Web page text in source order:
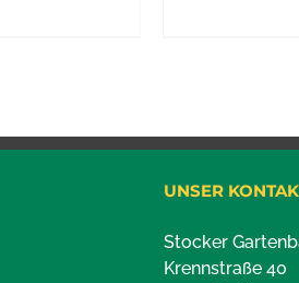
UNSER
Stocker
Krennstraße 40